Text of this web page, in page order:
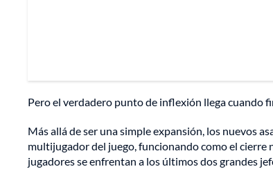
Pero el verdadero punto de inflexión llega cuando
Más allá de ser una simple expansión, los nuevos
multijugador del juego, funcionando como el cierre
jugadores se enfrentan a los últimos dos grandes